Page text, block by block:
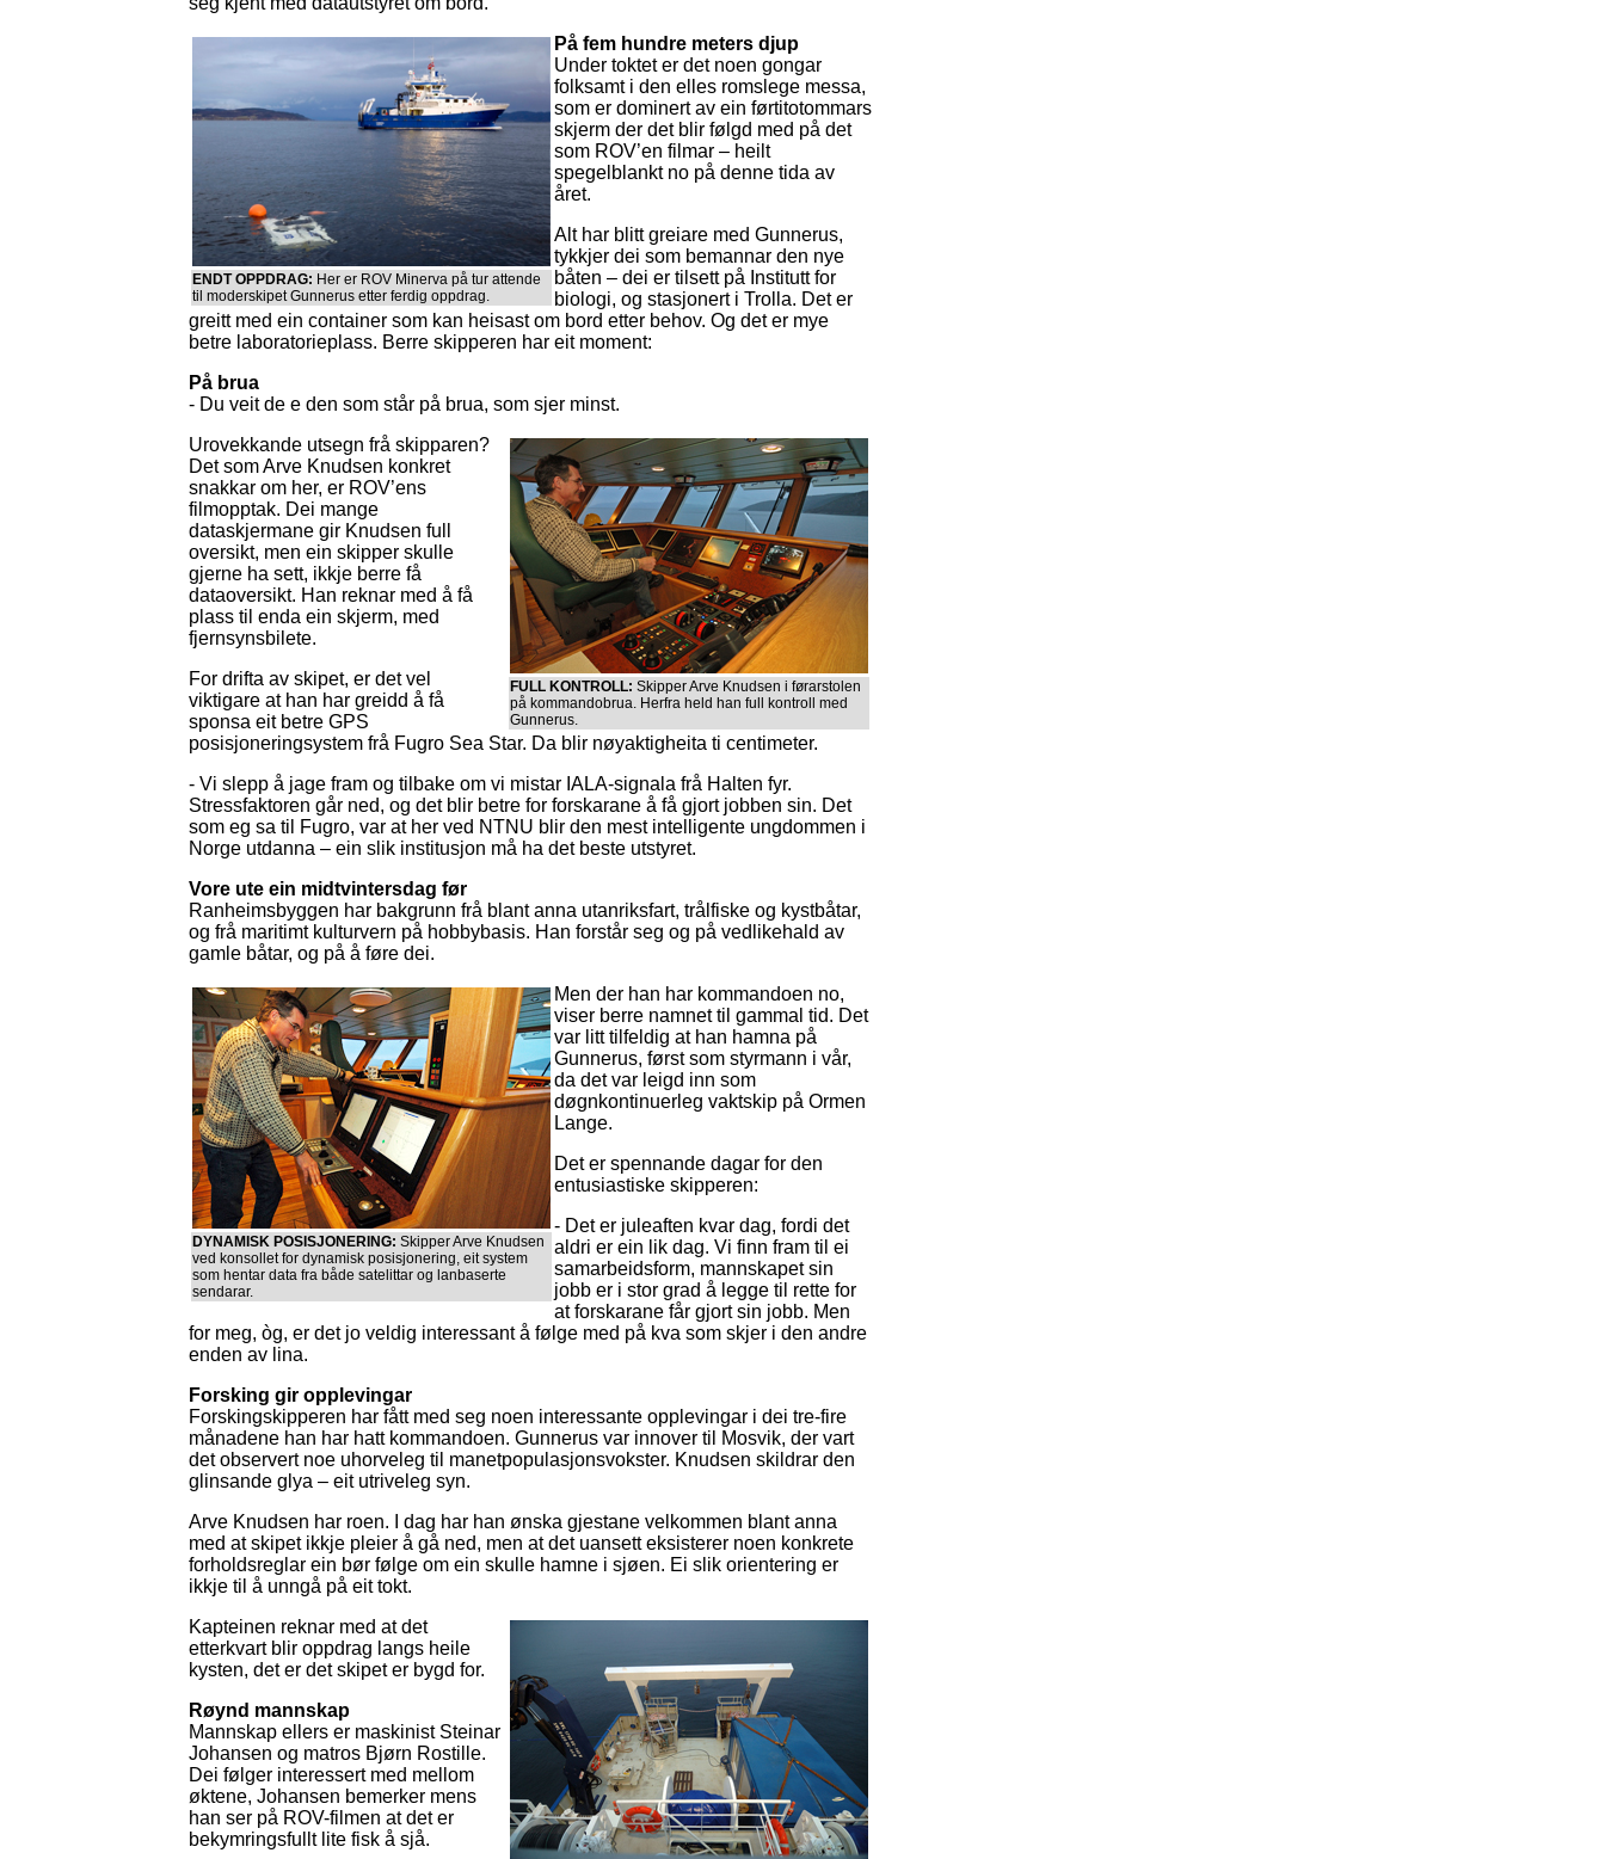
ENDT OPPDRAG: Her er ROV Minerva på tur attende
til moderskipet Gunnerus etter ferdig oppdrag.
På fem hundre meters djup
Under toktet er det noen gongar
folksamt i den elles romslege messa,
som er dominert av ein førtitotommars
skjerm der det blir følgd med på det
som ROV’en filmar – heilt
spegelblankt no på denne tida av
året.
Alt har blitt greiare med Gunnerus,
tykkjer dei som bemannar den nye
båten – dei er tilsett på Institutt for
biologi, og stasjonert i Trolla. Det er
greitt med ein container som kan heisast om bord etter behov. Og det er mye
betre laboratorieplass. Berre skipperen har eit moment:
På brua
- Du veit de e den som står på brua, som sjer minst.
FULL KONTROLL: Skipper Arve Knudsen i førarstolen
på kommandobrua. Herfra held han full kontroll med
Gunnerus.
Urovekkande utsegn frå skipparen?
Det som Arve Knudsen konkret
snakkar om her, er ROV’ens
filmopptak. Dei mange
dataskjermane gir Knudsen full
oversikt, men ein skipper skulle
gjerne ha sett, ikkje berre få
dataoversikt. Han reknar med å få
plass til enda ein skjerm, med
fjernsynsbilete.
For drifta av skipet, er det vel
viktigare at han har greidd å få
sponsa eit betre GPS
posisjoneringsystem frå Fugro Sea Star. Da blir nøyaktigheita ti centimeter.
- Vi slepp å jage fram og tilbake om vi mistar IALA-signala frå Halten fyr.
Stressfaktoren går ned, og det blir betre for forskarane å få gjort jobben sin. Det
som eg sa til Fugro, var at her ved NTNU blir den mest intelligente ungdommen i
Norge utdanna – ein slik institusjon må ha det beste utstyret.
Vore ute ein midtvintersdag før
Ranheimsbyggen har bakgrunn frå blant anna utanriksfart, trålfiske og kystbåtar,
og frå maritimt kulturvern på hobbybasis. Han forstår seg og på vedlikehald av
gamle båtar, og på å føre dei.
DYNAMISK POSISJONERING: Skipper Arve Knudsen
ved konsollet for dynamisk posisjonering, eit system
som hentar data fra både satelittar og lanbaserte
sendarar.
Men der han har kommandoen no,
viser berre namnet til gammal tid. Det
var litt tilfeldig at han hamna på
Gunnerus, først som styrmann i vår,
da det var leigd inn som
døgnkontinuerleg vaktskip på Ormen
Lange.
Det er spennande dagar for den
entusiastiske skipperen:
- Det er juleaften kvar dag, fordi det
aldri er ein lik dag. Vi finn fram til ei
samarbeidsform, mannskapet sin
jobb er i stor grad å legge til rette for
at forskarane får gjort sin jobb. Men
for meg, òg, er det jo veldig interessant å følge med på kva som skjer i den andre
enden av lina.
Forsking gir opplevingar
Forskingskipperen har fått med seg noen interessante opplevingar i dei tre-fire
månadene han har hatt kommandoen. Gunnerus var innover til Mosvik, der vart
det observert noe uhorveleg til manetpopulasjonsvokster. Knudsen skildrar den
glinsande glya – eit utriveleg syn.
Arve Knudsen har roen. I dag har han ønska gjestane velkommen blant anna
med at skipet ikkje pleier å gå ned, men at det uansett eksisterer noen konkrete
forholdsreglar ein bør følge om ein skulle hamne i sjøen. Ei slik orientering er
ikkje til å unngå på eit tokt.
Kapteinen reknar med at det
etterkvart blir oppdrag langs heile
kysten, det er det skipet er bygd for.
Røynd mannskap
Mannskap ellers er maskinist Steinar
Johansen og matros Bjørn Rostille.
Dei følger interessert med mellom
øktene, Johansen bemerker mens
han ser på ROV-filmen at det er
bekymringsfullt lite fisk å sjå.